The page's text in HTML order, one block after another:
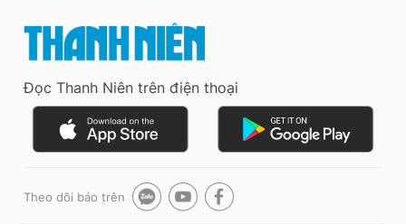
Đọc Thanh Niên trên điện thoại
Theo dõi báo trên